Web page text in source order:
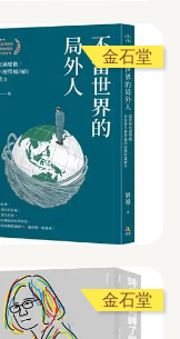
金石堂
金石堂